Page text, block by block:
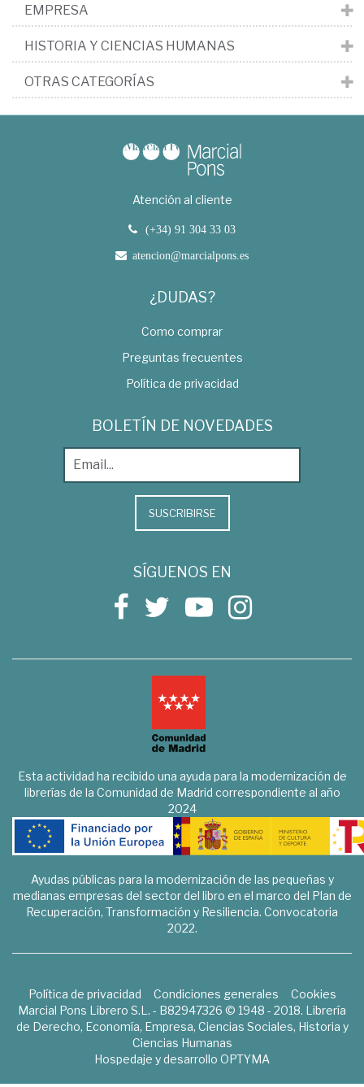
EMPRESA
HISTORIA Y CIENCIAS HUMANAS
OTRAS CATEGORÍAS
Atención al cliente
(+34) 91 304 33 03
atencion@marcialpons.es
¿DUDAS?
Como comprar
Preguntas frecuentes
Política de privacidad
BOLETÍN DE NOVEDADES
SUSCRIBIRSE
SÍGUENOS EN
Esta actividad ha recibido una ayuda para la modernización de
librerías de la Comunidad de Madrid correspondiente al año
2024
Ayudas públicas para la modernización de las pequeñas y
medianas empresas del sector del libro en el marco del Plan de
Recuperación, Transformación y Resiliencia. Convocatoria
2022.
Política de privacidad Condiciones generales
Cookies
Marcial Pons Librero S.L. - B82947326 © 1948 - 2018. Librería
de Derecho, Economía, Empresa, Ciencias Sociales, Historia y
Ciencias Humanas
Hospedaje y desarrollo OPTYMA